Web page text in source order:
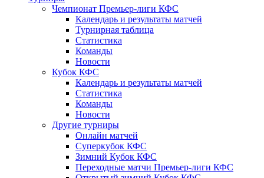
Чемпионат Премьер-лиги КФС
Календарь и результаты матчей
Турнирная таблица
Статистика
Команды
Новости
Кубок КФС
Календарь и результаты матчей
Статистика
Команды
Новости
Другие турниры
Онлайн матчей
Суперкубок КФС
Зимний Кубок КФС
Переходные матчи Премьер-лиги КФС